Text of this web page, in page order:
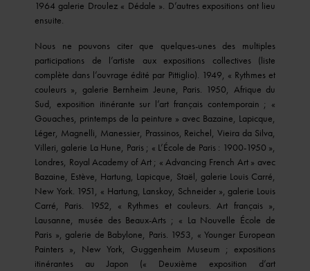
1964 galerie Droulez « Dédale ». D’autres expositions ont lieu
ensuite.
Nous ne pouvons citer que quelques-unes des multiples
participations de l’artiste aux expositions collectives (liste
complète dans l’ouvrage édité par Pittiglio). 1949, « Rythmes et
couleurs », galerie Bernheim Jeune, Paris. 1950, Afrique du
Sud, exposition itinérante sur l’art français contemporain ; «
Gouaches, printemps de la peinture » avec Bazaine, Lapicque,
Léger, Magnelli, Manessier, Prassinos, Reichel, Vieira da Silva,
Villeri, galerie La Hune, Paris ; « L’École de Paris : 1900-1950 »,
Londres, Royal Academy of Art ; « Advancing French Art » avec
Bazaine, Estève, Hartung, Lapicque, Staël, galerie Louis Carré,
New York. 1951, « Hartung, Lanskoy, Schneider », galerie Louis
Carré, Paris. 1952, « Rythmes et couleurs. Art français »,
Lausanne, musée des Beaux-Arts ; « La Nouvelle École de
Paris », galerie de Babylone, Paris. 1953, « Younger European
Painters », New York, Guggenheim Museum ; expositions
itinérantes au Japon (« Deuxième exposition d’art